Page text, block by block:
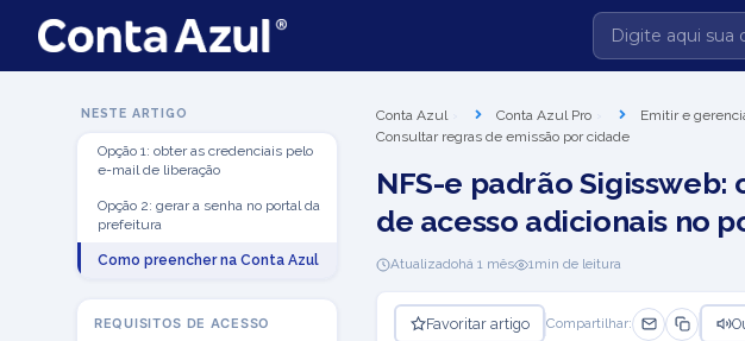
NESTE ARTIGO
Opção 1: obter as credenciais pelo
e-mail de liberação
Opção 2: gerar a senha no portal da
prefeitura
Como preencher na Conta Azul
REQUISITOS DE ACESSO
Conta Azul Conta Azul Pro Emitir e
Consultar regras de emissão por cidade
NFS-e padrão
de acesso adicionais no
Atualizadohá 1 mês 1min de leitura
Favoritar artigo Compartilhar: